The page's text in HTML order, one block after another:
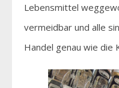
Lebensmittel
vermeidbar und alle
Handel genau wie die